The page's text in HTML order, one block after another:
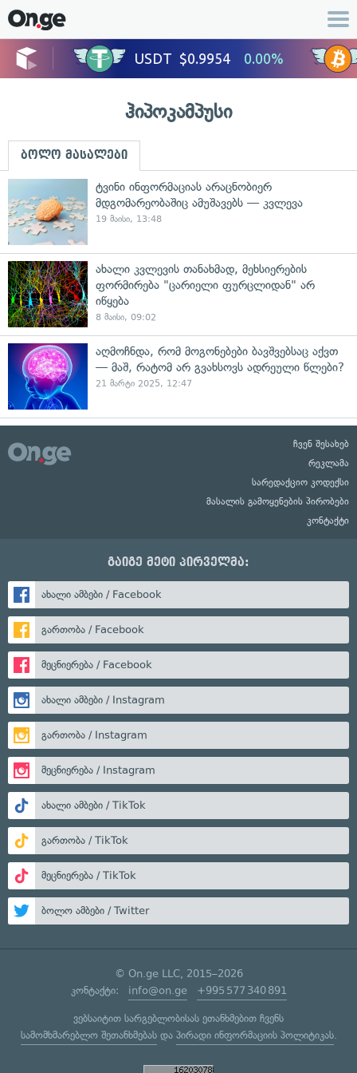
ჰიპოკამპუსი
ბოლო მასალები
ტვინი ინფორმაციას არაცნობიერ
მდგომარეობაშიც ამუშავებს — კვლევა
19 მაისი, 13:48
ახალი კვლევის თანახმად, მეხსიერების
ფორმირება "ცარიელი ფურცლიდან" არ
იწყება
8 მაისი, 09:02
აღმოჩნდა, რომ მოგონებები ბავშვებსაც აქვთ
— მაშ, რატომ არ გვახსოვს ადრეული წლები?
21 მარტი 2025, 12:47
ჩვენ შესახებ
რეკლამა
სარედაქციო კოდექსი
მასალის გამოყენების პირობები
კონტაქტი
გაიგე მეტი პირველმა:
ახალი ამბები / Facebook
გართობა / Facebook
მეცნიერება / Facebook
ახალი ამბები / Instagram
გართობა / Instagram
მეცნიერება / Instagram
ახალი ამბები / TikTok
გართობა / TikTok
მეცნიერება / TikTok
ბოლო ამბები / Twitter
© On.ge LLC, 2015–2026
კონტაქტი: info@on.ge +995 577 340 891
ვებსაიტით სარგებლობისას ეთანხმებით ჩვენს
სამომხმარებლო შეთანხმებასდა პირადი ინფორმაციის პოლიტიკას.